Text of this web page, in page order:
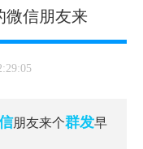
微信朋友来
朋友来个群发早